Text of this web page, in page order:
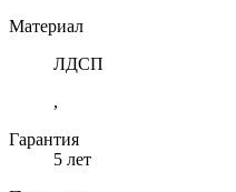
Материал
ЛДСП
,
Гарантия
5 лет